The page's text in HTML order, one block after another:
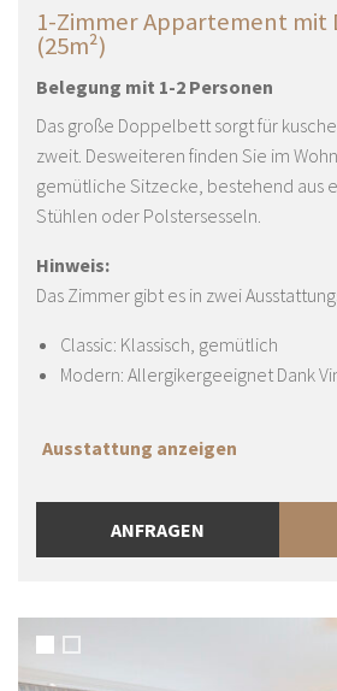
1-Zimmer Appartement
(25m²)
Belegung mit 1-2 Personen
Das große Doppelbett sorgt für
zweit. Desweiteren finden Sie im
gemütliche Sitzecke, bestehend aus
Stühlen oder Polstersesseln.
Hinweis:
Das Zimmer gibt es in zwei
Classic: Klassisch, gemütlich
Modern: Allergikergeeignet Dank
Ausstattung anzeigen
ANFRAGEN